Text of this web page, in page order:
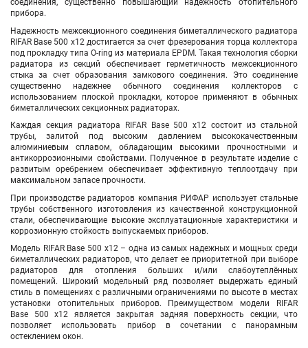
соединения, существенно повышающий надежность отопительного
прибора.
Надежность межсекционного соединения биметаллического радиатора
RIFAR Base 500 х12 достигается за счет фрезерования торца коллектора
под прокладку типа O-ring из материала EPDM. Такая технология сборки
радиатора из секций обеспечивает герметичность межсекционного
стыка за счет образования замкового соединения. Это соединение
существенно надежнее обычного соединения коллекторов с
использованием плоской прокладки, которое применяют в обычных
биметаллических секционных радиаторах.
Каждая секция радиатора RIFAR Base 500х12 состоит из стальной
трубы, залитой под высоким давлением высококачественным
алюминиевым сплавом, обладающим высокими прочностными и
антикоррозионными свойствами. Полученное в результате изделие с
развитым оребрением обеспечивает эффективную теплоотдачу при
максимальном запасе прочности.
При производстве радиаторов компания РИФАР использует стальные
трубы собственного изготовления из качественной конструкционной
стали, обеспечивающие высокие эксплуатационные характеристики и
коррозионную стойкость выпускаемых приборов.
Модель RIFAR Base 500 х12– одна из самых надежных и мощных среди
биметаллических радиаторов, что делает ее приоритетной при выборе
радиаторов для отопления больших и/или слабоутеплённых
помещений. Широкий модельный ряд позволяет выдержать единый
стиль в помещениях с различными ограничениями по высоте в местах
установки отопительных приборов. Преимуществом модели RIFAR
Base 500 х12 является закрытая задняя поверхность секции, что
позволяет использовать прибор в сочетании с панорамным
остеклением окон.